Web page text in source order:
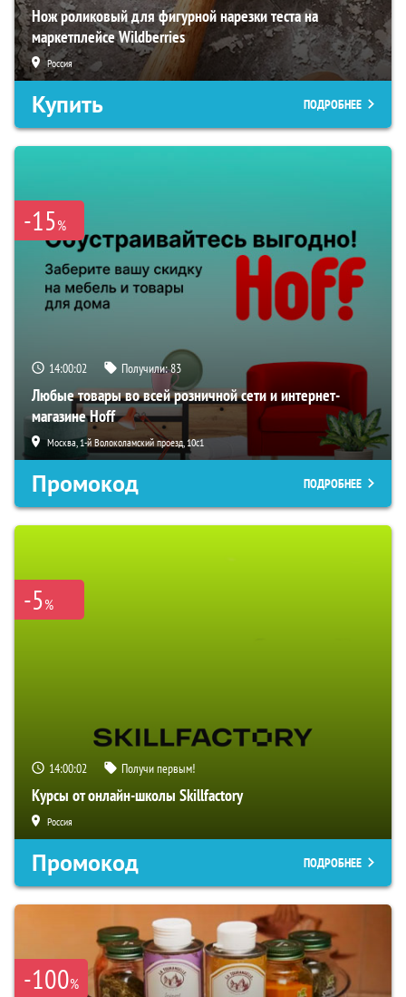
Нож роликовый для фигурной нарезки теста на
маркетплейсе Wildberries
Россия
Купить ПОДРОБНЕЕ
-15%
14:00:01 Получили:83
Любые товары во всей розничной сети и интернет-
магазине Hoff
Москва, 1-й Волоколамский проезд, 10с1
Промокод ПОДРОБНЕЕ
-5%
14:00:01 Получи первым!
Курсы от онлайн-школы Skillfactory
Россия
Промокод ПОДРОБНЕЕ
-100%